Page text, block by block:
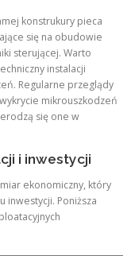
konstrukury pieca
się na obudowie
sterującej. Warto
instalacji
Regularne przeglądy
mikrouszkodzeń
się one w
i inwestycji
ekonomiczny, który
inwestycji. Poniższa